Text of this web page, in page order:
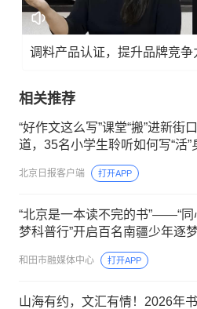
调料产品认证，提升品牌竞争
相关推荐
“好作文这么写”课堂“搬”进新街
道，35名小学生聆听如何写“活”
北京日报客户端 打开APP
“北京是一本读不完的书”——“同
梦科普行”开启百名南疆少年逐
和田市融媒体中心 打开APP
山海有约，文汇有情！2026年